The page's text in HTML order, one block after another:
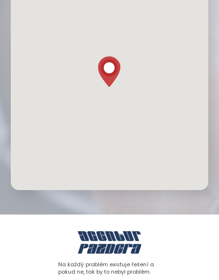
Na každý problém existuje řešení a
pokud ne, tak by to nebyl problém.